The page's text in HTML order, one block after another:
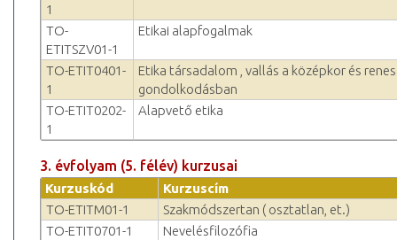
1
TO-
ETITSZV01-1
Etikai alapfogalmak
TO-ETIT0401-
1
Etika társadalom , vallás a középkor és
gondolkodásban
TO-ETIT0202-
1
Alapvető etika
3. évfolyam (5. félév) kurzusai
Kurzuskód
Kurzuscím
TO-ETITM01-1
Szakmódszertan ( osztatlan, et.)
TO-ETIT0701-1
Nevelésfilozófia